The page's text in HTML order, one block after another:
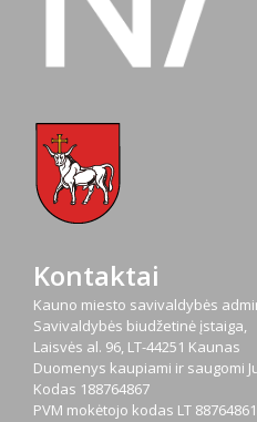
Kontaktai
Kauno miesto savivaldybės
Savivaldybės biudžetinė įstaiga,
Laisvės al. 96, LT-44251 Kaunas
Duomenys kaupiami ir saugomi
Kodas 188764867
PVM mokėtojo kodas LT